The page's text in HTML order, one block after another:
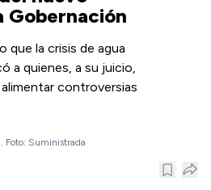
Gobernación
que la crisis de agua
a quienes, a su juicio,
controversias
Foto: Suministrada